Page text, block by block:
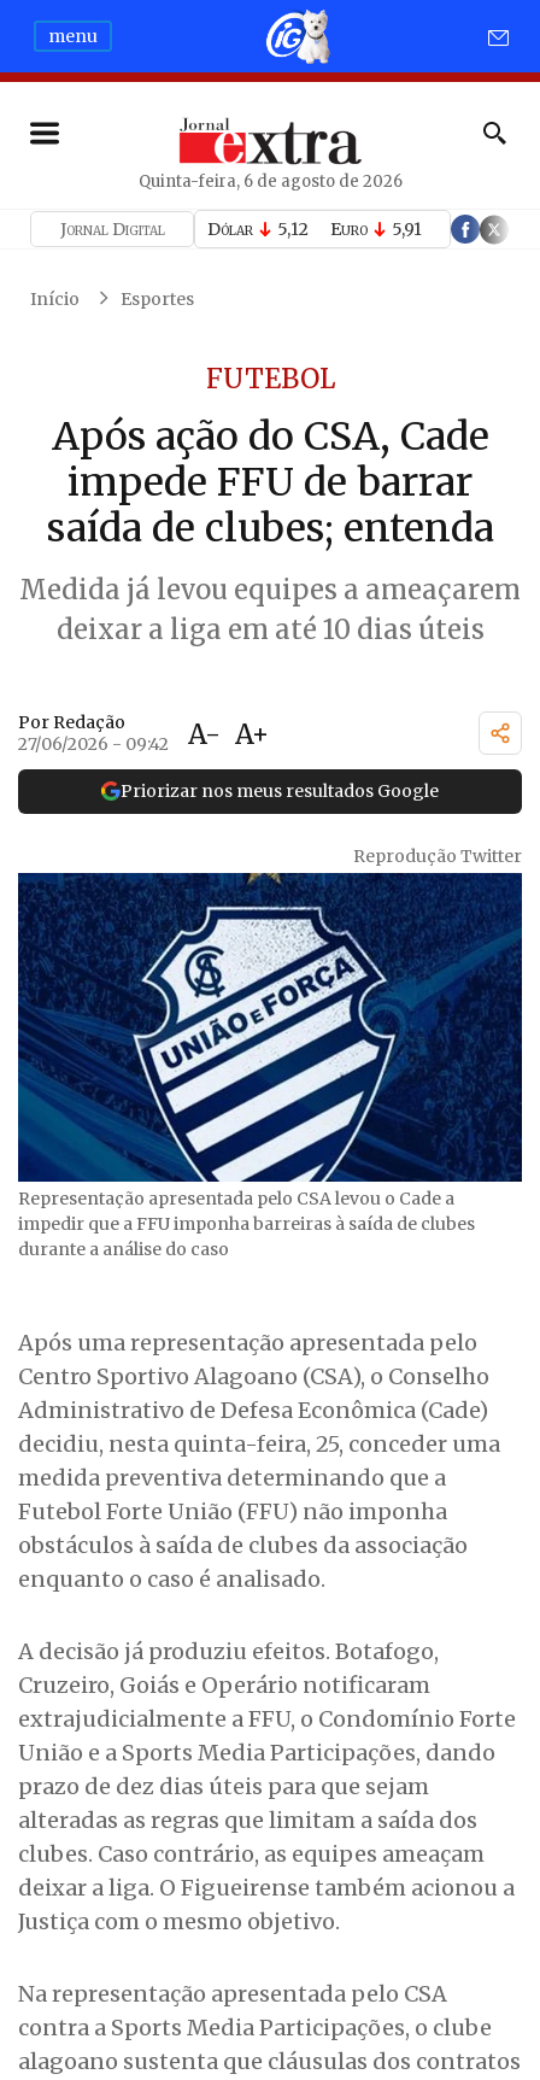
menu
Quinta-feira, 6 de agosto de 2026
Jornal Digital Dólar 5,12 Euro 5,91
Início Esportes
FUTEBOL
Após ação do CSA, Cade
impede FFU de barrar
saída de clubes; entenda
Medida já levou equipes a ameaçarem
deixar a liga em até 10 dias úteis
Por Redação
27/06/2026 - 09:42
A- A+
Priorizar nos meus resultados Google
Reprodução Twitter
Representação apresentada pelo CSA levou o Cade a
impedir que a FFU imponha barreiras à saída de clubes
durante a análise do caso
Após uma representação apresentada pelo
Centro Sportivo Alagoano (CSA), o Conselho
Administrativo de Defesa Econômica (Cade)
decidiu, nesta quinta-feira, 25, conceder uma
medida preventiva determinando que a
Futebol Forte União (FFU) não imponha
obstáculos à saída de clubes da associação
enquanto o caso é analisado.
A decisão já produziu efeitos. Botafogo,
Cruzeiro, Goiás e Operário notificaram
extrajudicialmente a FFU, o Condomínio Forte
União e a Sports Media Participações, dando
prazo de dez dias úteis para que sejam
alteradas as regras que limitam a saída dos
clubes. Caso contrário, as equipes ameaçam
deixar a liga. O Figueirense também acionou a
Justiça com o mesmo objetivo.
Na representação apresentada pelo CSA
contra a Sports Media Participações, o clube
alagoano sustenta que cláusulas dos contratos